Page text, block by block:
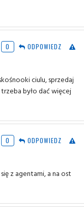
0 ODPOWIEDZ
ciulu, sprzedaj
było dać więcej
0 ODPOWIEDZ
z agentami, a na ost